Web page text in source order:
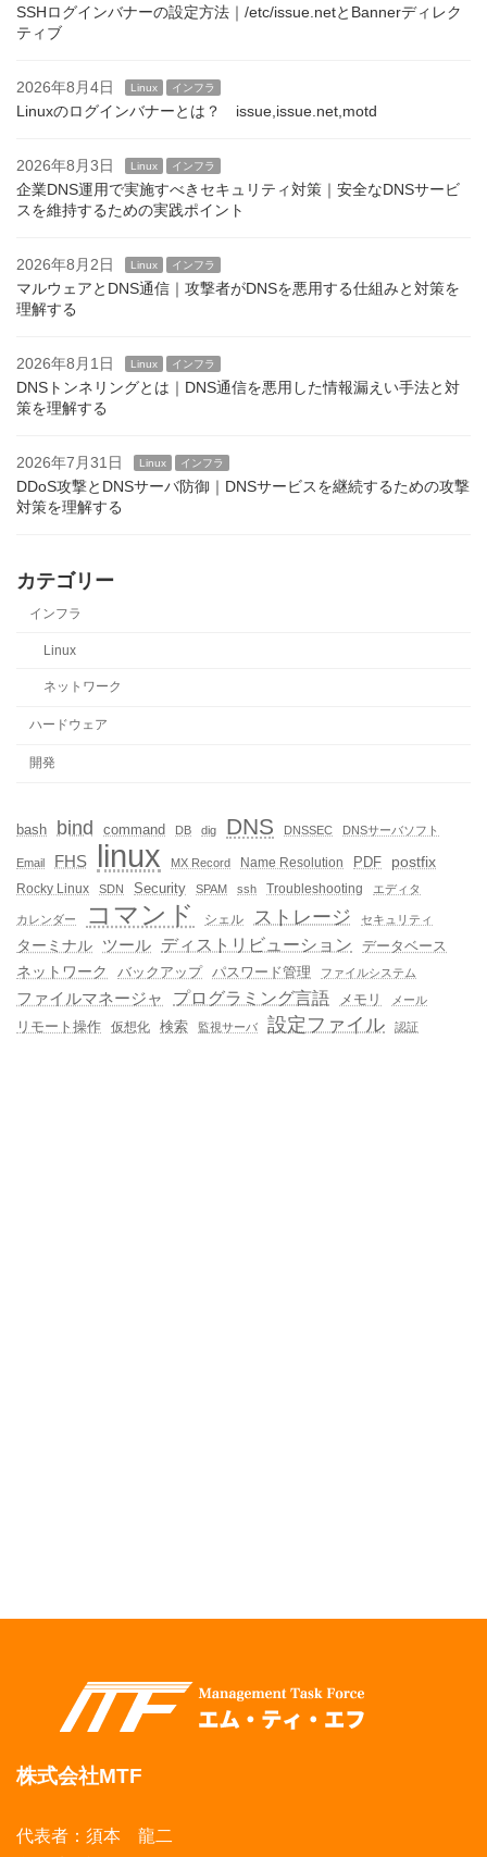
SSHログインバナーの設定方法｜/etc/issue.netとBannerディレク
ティブ
2026年8月4日 Linux インフラ
Linuxのログインバナーとは？ issue,issue.net,motd
2026年8月3日 Linux インフラ
企業DNS運用で実施すべきセキュリティ対策｜安全なDNSサービ
スを維持するための実践ポイント
2026年8月2日 Linux インフラ
マルウェアとDNS通信｜攻撃者がDNSを悪用する仕組みと対策を
理解する
2026年8月1日 Linux インフラ
DNSトンネリングとは｜DNS通信を悪用した情報漏えい手法と対
策を理解する
2026年7月31日 Linux インフラ
DDoS攻撃とDNSサーバ防御｜DNSサービスを継続するための攻撃
対策を理解する
カテゴリー
インフラ
Linux
ネットワーク
ハードウェア
開発
bash bind command DB dig DNS DNSSEC DNSサーバソフト
Email FHS linux MX Record Name Resolution PDF postfix
Rocky Linux SDN Security SPAM ssh Troubleshooting エディタ
カレンダー コマンド シェル ストレージ セキュリティ
ターミナル ツール ディストリビューション データベース
ネットワーク バックアップ パスワード管理 ファイルシステム
ファイルマネージャ プログラミング言語 メモリ メール
リモート操作 仮想化 検索 監視サーバ 設定ファイル 認証
株式会社MTF
代表者：須本 龍二